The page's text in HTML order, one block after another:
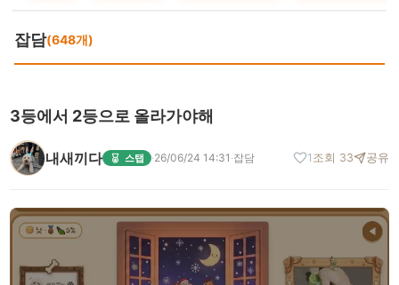
잡담(648개)
3등에서 2등으로 올라가야해
내새끼다 스탭 ·26/06/24 14:31 ·잡담 1 조회 33 공유